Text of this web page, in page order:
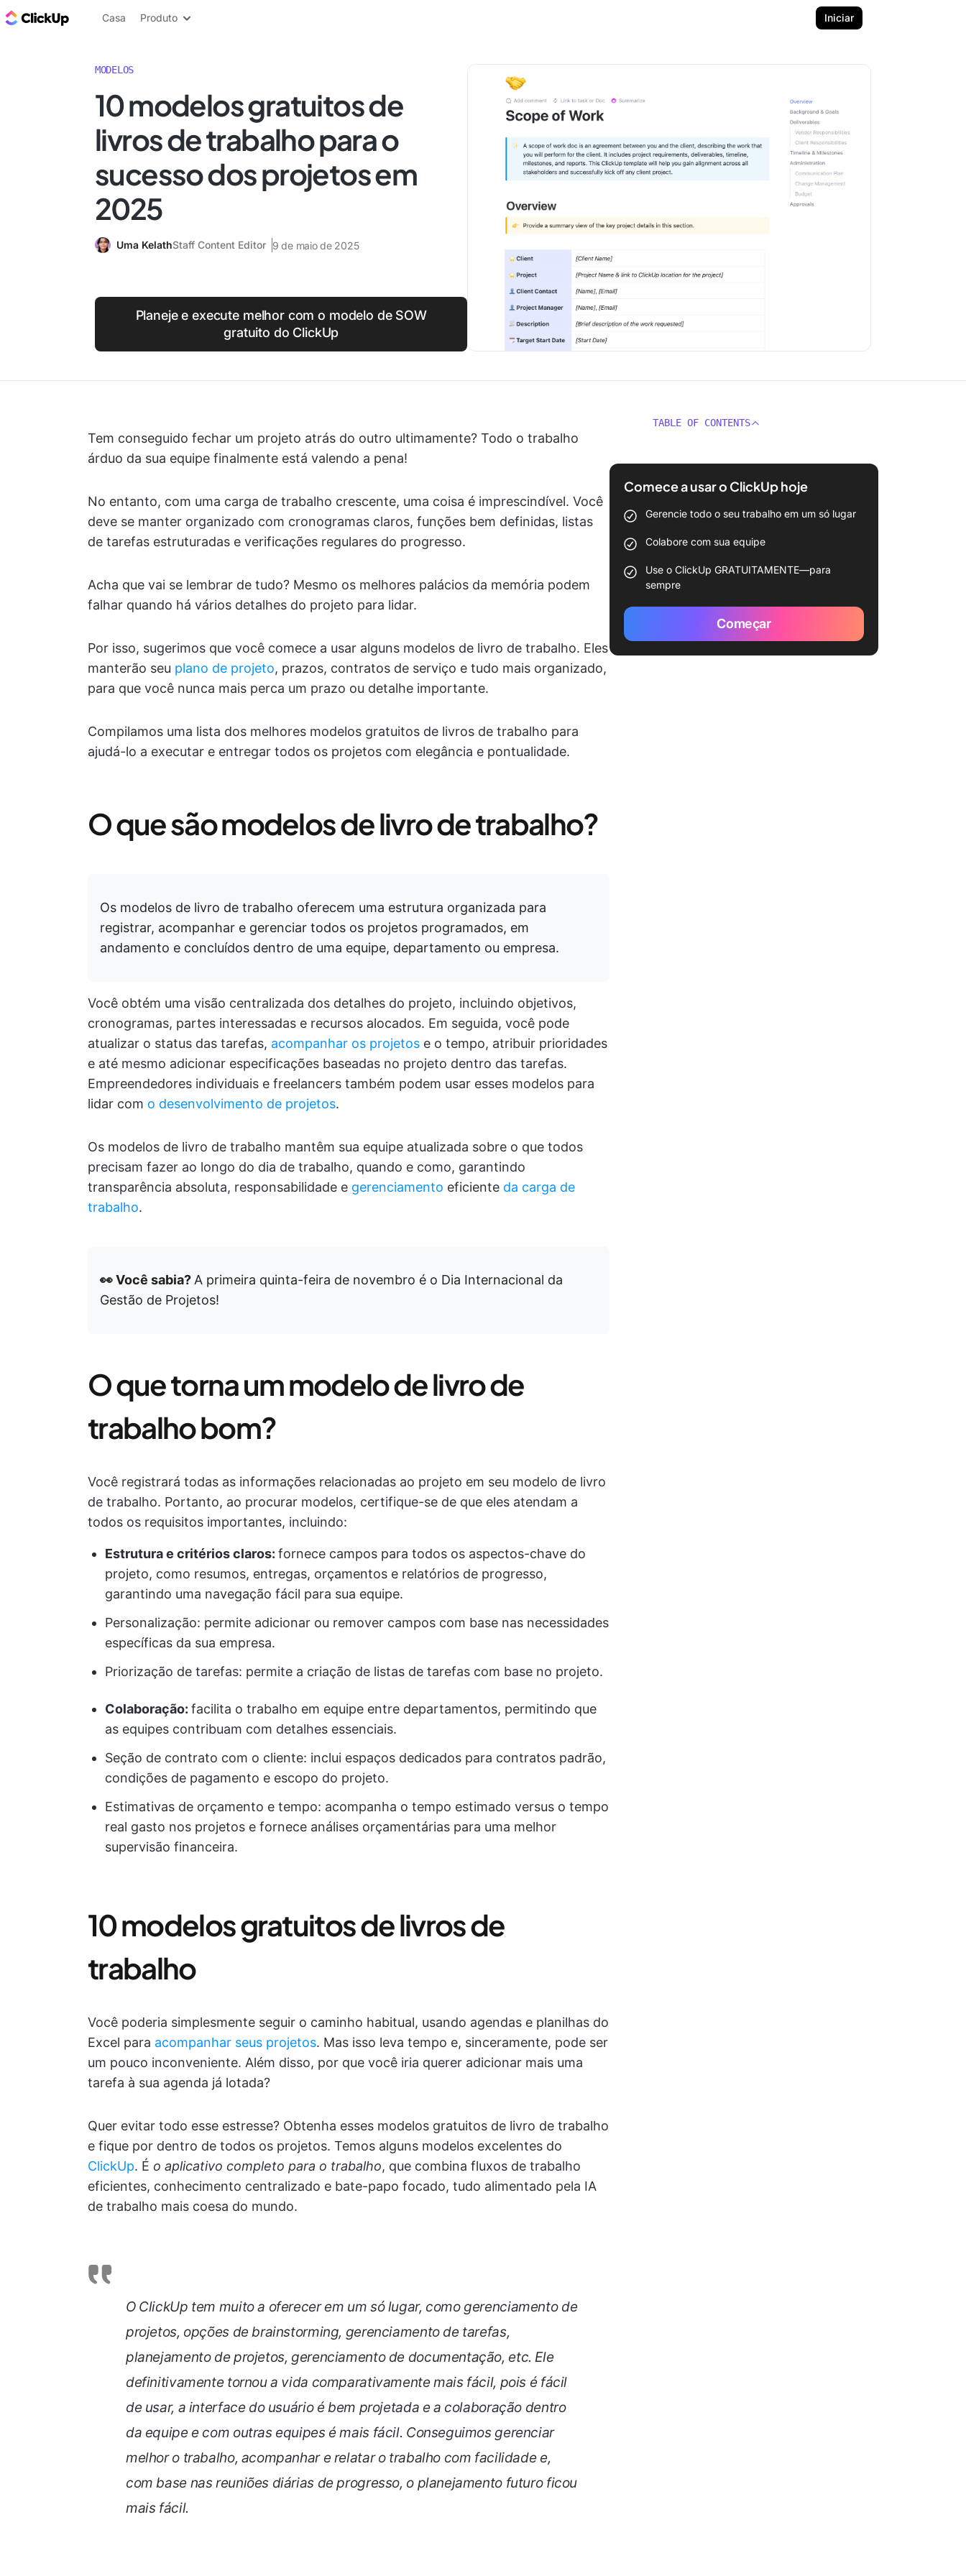
ClickUp Blogue
Casa Produto Iniciar
MODELOS
10 modelos gratuitos de
livros de trabalho para o
sucesso dos projetos em
2025
Uma KelathStaff Content Editor 9 de maio de 2025
Planeje e execute melhor com o modelo de SOW
gratuito do ClickUp
Tem conseguido fechar um projeto atrás do outro ultimamente? Todo o trabalho
árduo da sua equipe finalmente está valendo a pena!
No entanto, com uma carga de trabalho crescente, uma coisa é imprescindível. Você
deve se manter organizado com cronogramas claros, funções bem definidas, listas
de tarefas estruturadas e verificações regulares do progresso.
Acha que vai se lembrar de tudo? Mesmo os melhores palácios da memória podem
falhar quando há vários detalhes do projeto para lidar.
Por isso, sugerimos que você comece a usar alguns modelos de livro de trabalho. Eles
manterão seu plano de projeto, prazos, contratos de serviço e tudo mais organizado,
para que você nunca mais perca um prazo ou detalhe importante.
Compilamos uma lista dos melhores modelos gratuitos de livros de trabalho para
ajudá-lo a executar e entregar todos os projetos com elegância e pontualidade.
O que são modelos de livro de trabalho?
Os modelos de livro de trabalho oferecem uma estrutura organizada para
registrar, acompanhar e gerenciar todos os projetos programados, em
andamento e concluídos dentro de uma equipe, departamento ou empresa.
Você obtém uma visão centralizada dos detalhes do projeto, incluindo objetivos,
cronogramas, partes interessadas e recursos alocados. Em seguida, você pode
atualizar o status das tarefas, acompanhar os projetos e o tempo, atribuir prioridades
e até mesmo adicionar especificações baseadas no projeto dentro das tarefas.
Empreendedores individuais e freelancers também podem usar esses modelos para
lidar com o desenvolvimento de projetos.
Os modelos de livro de trabalho mantêm sua equipe atualizada sobre o que todos
precisam fazer ao longo do dia de trabalho, quando e como, garantindo
transparência absoluta, responsabilidade e gerenciamento eficiente da carga de
trabalho.
👀 Você sabia? A primeira quinta-feira de novembro é o Dia Internacional da
Gestão de Projetos!
O que torna um modelo de livro de
trabalho bom?
Você registrará todas as informações relacionadas ao projeto em seu modelo de livro
de trabalho. Portanto, ao procurar modelos, certifique-se de que eles atendam a
todos os requisitos importantes, incluindo:
Estrutura e critérios claros: fornece campos para todos os aspectos-chave do
projeto, como resumos, entregas, orçamentos e relatórios de progresso,
garantindo uma navegação fácil para sua equipe.
Personalização: permite adicionar ou remover campos com base nas necessidades
específicas da sua empresa.
Priorização de tarefas: permite a criação de listas de tarefas com base no projeto.
Colaboração: facilita o trabalho em equipe entre departamentos, permitindo que
as equipes contribuam com detalhes essenciais.
Seção de contrato com o cliente: inclui espaços dedicados para contratos padrão,
condições de pagamento e escopo do projeto.
Estimativas de orçamento e tempo: acompanha o tempo estimado versus o tempo
real gasto nos projetos e fornece análises orçamentárias para uma melhor
supervisão financeira.
10 modelos gratuitos de livros de
trabalho
Você poderia simplesmente seguir o caminho habitual, usando agendas e planilhas do
Excel para acompanhar seus projetos. Mas isso leva tempo e, sinceramente, pode ser
um pouco inconveniente. Além disso, por que você iria querer adicionar mais uma
tarefa à sua agenda já lotada?
Quer evitar todo esse estresse? Obtenha esses modelos gratuitos de livro de trabalho
e fique por dentro de todos os projetos. Temos alguns modelos excelentes do
ClickUp. É o aplicativo completo para o trabalho, que combina fluxos de trabalho
eficientes, conhecimento centralizado e bate-papo focado, tudo alimentado pela IA
de trabalho mais coesa do mundo.
O ClickUp tem muito a oferecer em um só lugar, como gerenciamento de
projetos, opções de brainstorming, gerenciamento de tarefas,
planejamento de projetos, gerenciamento de documentação, etc. Ele
definitivamente tornou a vida comparativamente mais fácil, pois é fácil
de usar, a interface do usuário é bem projetada e a colaboração dentro
da equipe e com outras equipes é mais fácil. Conseguimos gerenciar
melhor o trabalho, acompanhar e relatar o trabalho com facilidade e,
com base nas reuniões diárias de progresso, o planejamento futuro ficou
mais fácil.
TABLE OF CONTENTS
Comece a usar o ClickUp hoje
Gerencie todo o seu trabalho em um só lugar
Colabore com sua equipe
Use o ClickUp GRATUITAMENTE—para
sempre
Começar